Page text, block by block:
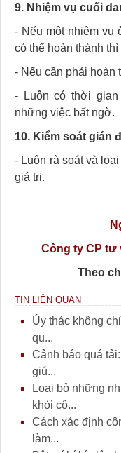
9. Nhiệm vụ cuối
- Nếu một nhiệm vụ
có thể hoàn thành
- Nếu cần phải hoàn
- Luôn có thời
những việc bất ngờ.
10. Kiểm soát gián
- Luôn rà soát và
giá trị.
Công ty CP tư
Theo
TIN LIÊN QUAN
Úy thác không
qu...
Cảnh báo quá
giú...
Loại bỏ những
khỏi cô...
Cách xác định
làm...